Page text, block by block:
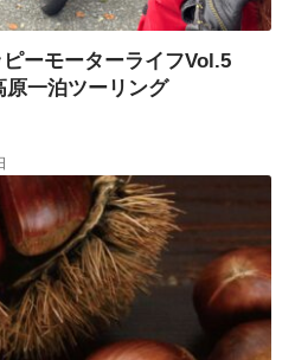
ーモーターライフVol.5
原一泊ツーリング